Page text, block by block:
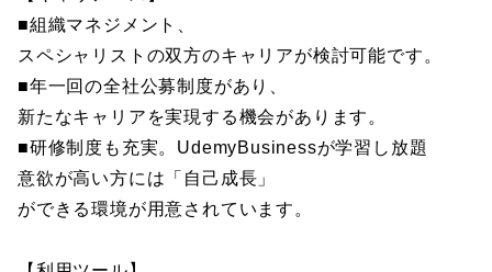
■組織マネジメント、
スペシャリストの双方のキャリアが検討可能です。
■年一回の全社公募制度があり、
新たなキャリアを実現する機会があります。
■研修制度も充実。UdemyBusinessが学習し放題
意欲が高い方には「自己成長」
ができる環境が用意されています。